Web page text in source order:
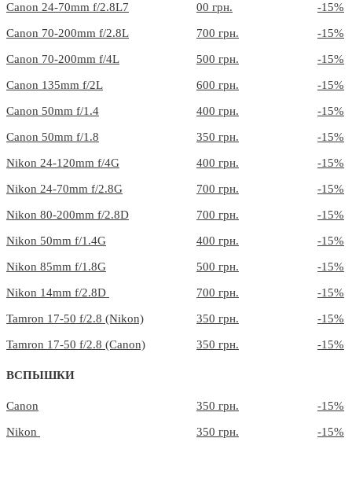
Canon 24-70mm f/2.8L7 00 грн. -15%
Canon 70-200mm f/2.8L 700 грн. -15%
Canon 70-200mm f/4L 500 грн. -15%
Canon 135mm f/2L 600 грн. -15%
Canon 50mm f/1.4 400 грн. -15%
Canon 50mm f/1.8 350 грн. -15%
Nikon 24-120mm f/4G 400 грн. -15%
Nikon 24-70mm f/2.8G 700 грн. -15%
Nikon 80-200mm f/2.8D 700 грн. -15%
Nikon 50mm f/1.4G 400 грн. -15%
Nikon 85mm f/1.8G 500 грн. -15%
Nikon 14mm f/2.8D 700 грн. -15%
Tamron 17-50 f/2.8 (Nikon) 350 грн. -15%
Tamron 17-50 f/2.8 (Canon) 350 грн. -15%
ВСПЫШКИ
Canon 350 грн. -15%
Nikon 350 грн. -15%